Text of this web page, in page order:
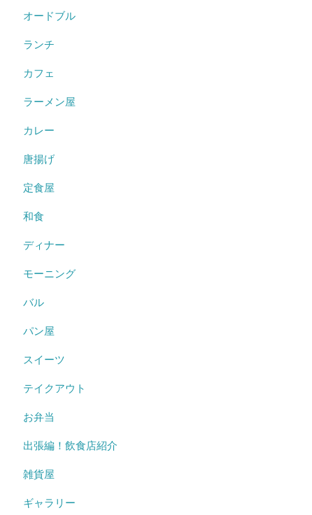
オードブル
ランチ
カフェ
ラーメン屋
カレー
唐揚げ
定食屋
和食
ディナー
モーニング
バル
パン屋
スイーツ
テイクアウト
お弁当
出張編！飲食店紹介
雑貨屋
ギャラリー